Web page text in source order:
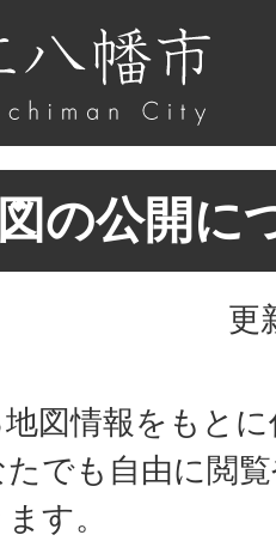
の公開に
更
図情報をもと
でも自由に閲
す。